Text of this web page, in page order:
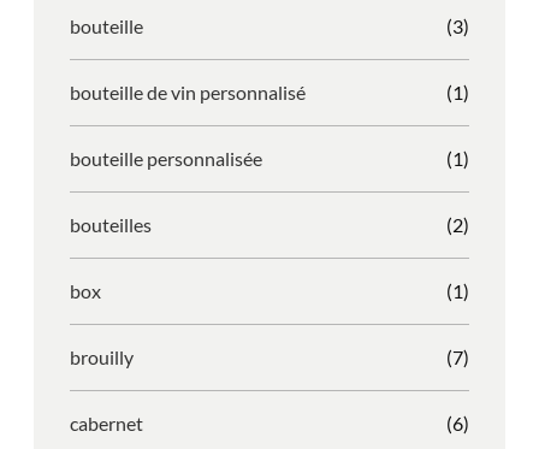
bouteille (3)
bouteille de vin personnalisé (1)
bouteille personnalisée (1)
bouteilles (2)
box (1)
brouilly (7)
cabernet (6)